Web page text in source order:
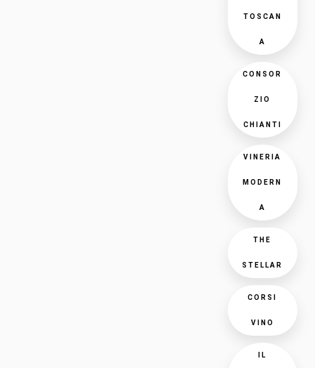
TOSCAN
A
CONSOR
ZIO
CHIANTI
VINERIA
MODERN
A
THE
STELLAR
CORSI
VINO
IL